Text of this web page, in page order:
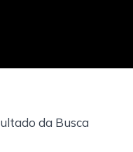
da Busca